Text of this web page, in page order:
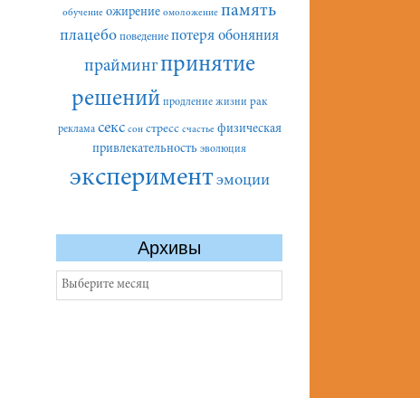
обучение ожирение омоложение память
плацебо поведение потеря обоняния
праймингпринятие
решений продление жизни рак
реклама секс сон стресс счастье физическая
привлекательность эволюция
экспериментэмоции
Архивы
Архивы